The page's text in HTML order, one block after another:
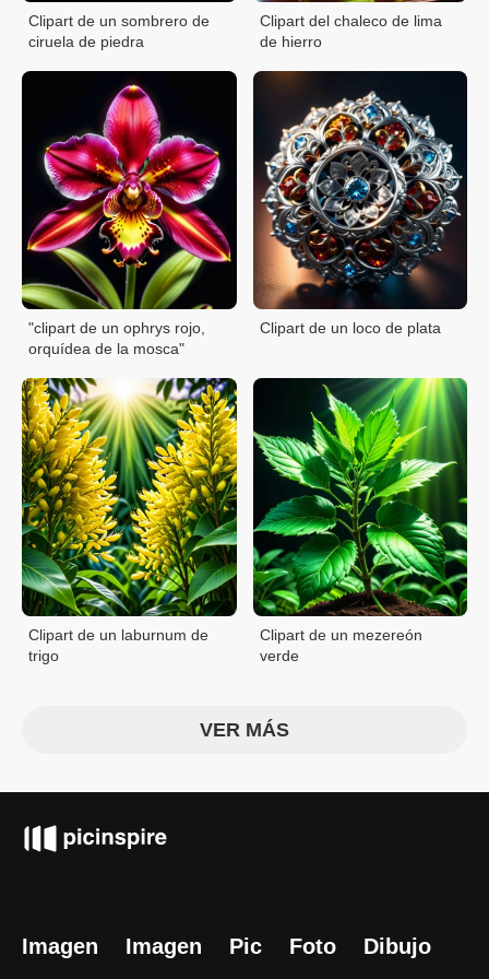
Clipart de un sombrero de
ciruela de piedra
Clipart del chaleco de lima
de hierro
"clipart de un ophrys rojo,
orquídea de la mosca"
Clipart de un loco de plata
Clipart de un laburnum de
trigo
Clipart de un mezereón
verde
VER MÁS
Imagen Imagen Pic Foto
Dibujo